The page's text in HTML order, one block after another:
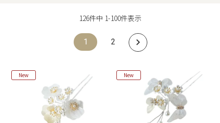
126件中 1-100件表示
1 2
New New